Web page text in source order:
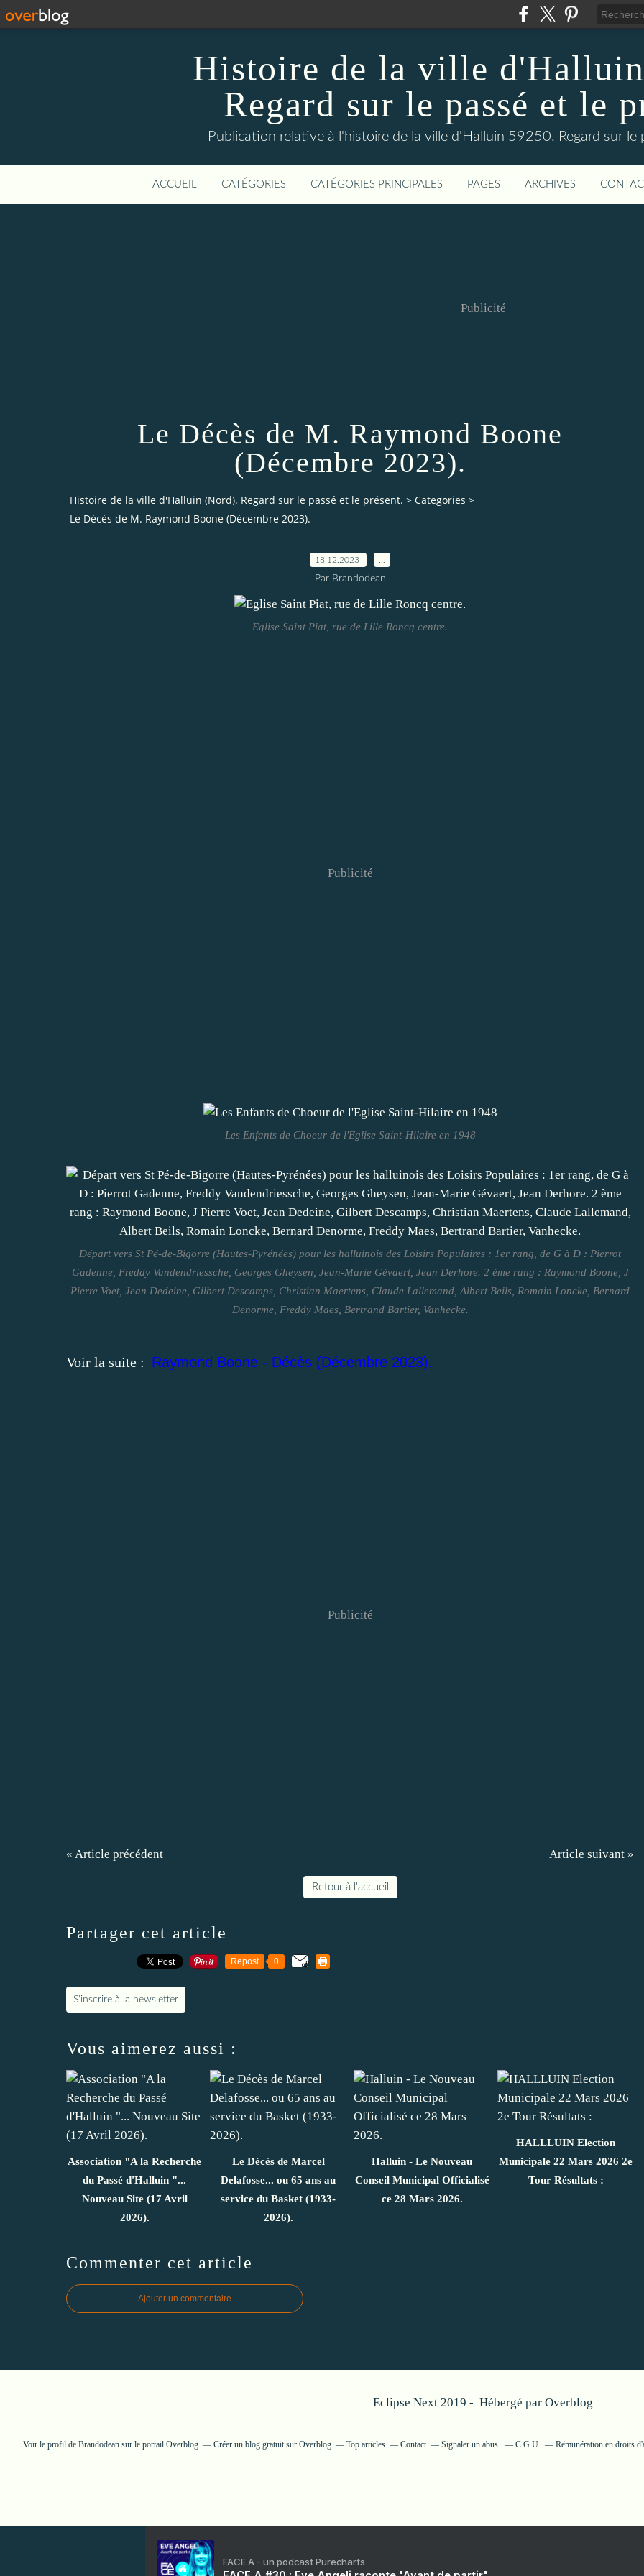
Histoire de la ville
Regard sur le passé et le
Publication relative à l'histoire de la ville d'Halluin 59250. Regard sur le
ACCUEIL CATÉGORIES CATÉGORIES PRINCIPALES PAGES ARCHIVES
Publicité
Le Décès de M. Raymond Boone
(Décembre 2023).
Histoire de la ville d'Halluin (Nord). Regard sur le passé et le présent. > Categories >
Le Décès de M. Raymond Boone (Décembre 2023).
18.12.2023
Par Brandodean
Eglise Saint Piat, rue de Lille Roncq centre.
Publicité
Les Enfants de Choeur de l'Eglise Saint-Hilaire en 1948
Départ vers St Pé-de-Bigorre (Hautes-Pyrénées) pour les halluinois des Loisirs Populaires : 1er rang, de G à D : Pierrot
Gadenne, Freddy Vandendriessche, Georges Gheysen, Jean-Marie Gévaert, Jean Derhore. 2 ème rang : Raymond Boone, J
Pierre Voet, Jean Dedeine, Gilbert Descamps, Christian Maertens, Claude Lallemand, Albert Beils, Romain Loncke, Bernard
Denorme, Freddy Maes, Bertrand Bartier, Vanhecke.
Voir la suite : Raymond Boone - Décès (Décembre 2023).
Publicité
« Article précédent Article suivant »
Retour à l'accueil
Partager cet article
Repost 0
S'inscrire à la newsletter
Vous aimerez aussi :
Association "A la Recherche
du Passé d'Halluin "...
Nouveau Site (17 Avril
2026).
Le Décès de Marcel
Delafosse... ou 65 ans au
service du Basket (1933-
2026).
Halluin - Le Nouveau
Conseil Municipal Officialisé
ce 28 Mars 2026.
HALLLUIN Election
Municipale 22 Mars 2026 2e
Tour Résultats :
Commenter cet article
Ajouter un commentaire
Eclipse Next 2019 - Hébergé par Overblog
Voir le profil de Brandodean sur le portail Overblog Créer un blog gratuit sur Overblog Top articles Contact Signaler un abus C.G.U. Rémunération en droits
FACE A - un podcast Purecharts